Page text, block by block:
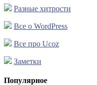
Разные хитрости
Все о WordPress
Все про Ucoz
Заметки
Популярное